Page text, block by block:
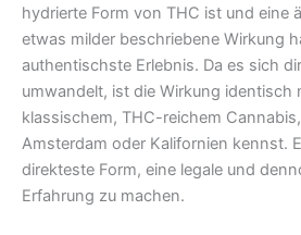
hydrierte Form von THC ist und eine
etwas milder beschriebene Wirkung
authentischste Erlebnis. Da es sich
umwandelt, ist die Wirkung identisch
klassischem, THC-reichem
Amsterdam oder Kalifornien kennst.
direkteste Form, eine legale und
Erfahrung zu machen.